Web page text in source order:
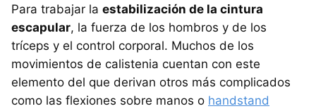
Para trabajar la estabilización de la cintura
escapular, la fuerza de los hombros y de los
tríceps y el control corporal. Muchos de los
movimientos de calistenia cuentan con este
elemento del que derivan otros más complicados
como las flexiones sobre manos o handstand